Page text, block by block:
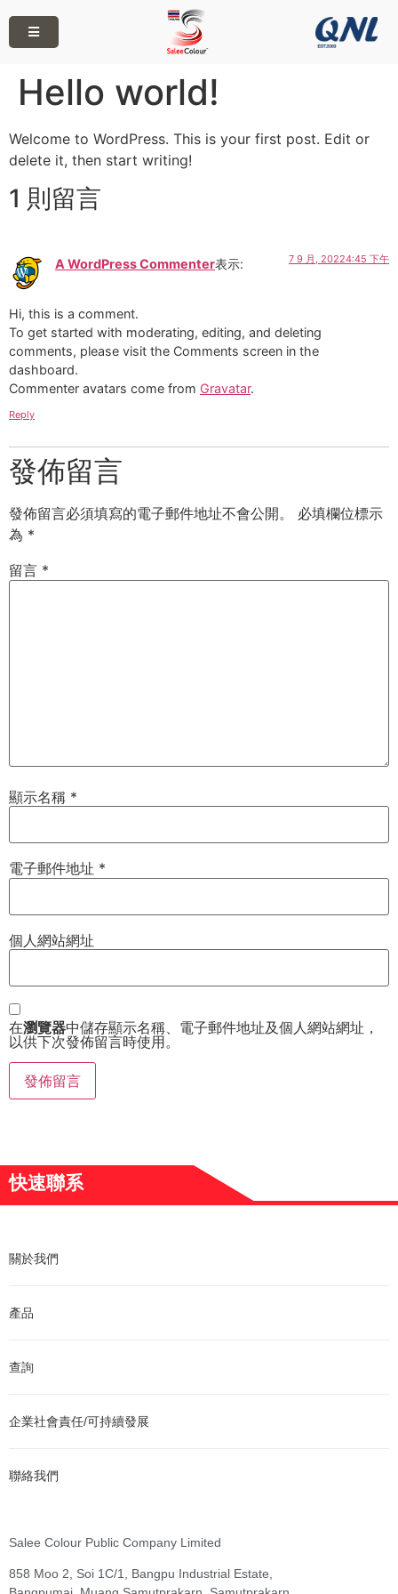
Hello world!
Welcome to WordPress. This is your first post. Edit or
delete it, then start writing!
1 則留言
A WordPress Commenter表示: 7 9 月, 20224:45 下午
Hi, this is a comment.
To get started with moderating, editing, and deleting
comments, please visit the Comments screen in the
dashboard.
Commenter avatars come from Gravatar.
Reply
發佈留言
發佈留言必須填寫的電子郵件地址不會公開。
必填欄位標示
為 *
留言 *
顯示名稱 *
電子郵件地址 *
個人網站網址
在瀏覽器中儲存顯示名稱、電子郵件地址及個人網站網址，
以供下次發佈留言時使用。
快速聯系
關於我們
產品
查詢
企業社會責任/可持續發展
聯絡我們
Salee Colour Public Company Limited
858 Moo 2, Soi 1C/1, Bangpu Industrial Estate,